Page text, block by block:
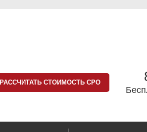
РАССЧИТАТЬ СТОИМОСТЬ СРО